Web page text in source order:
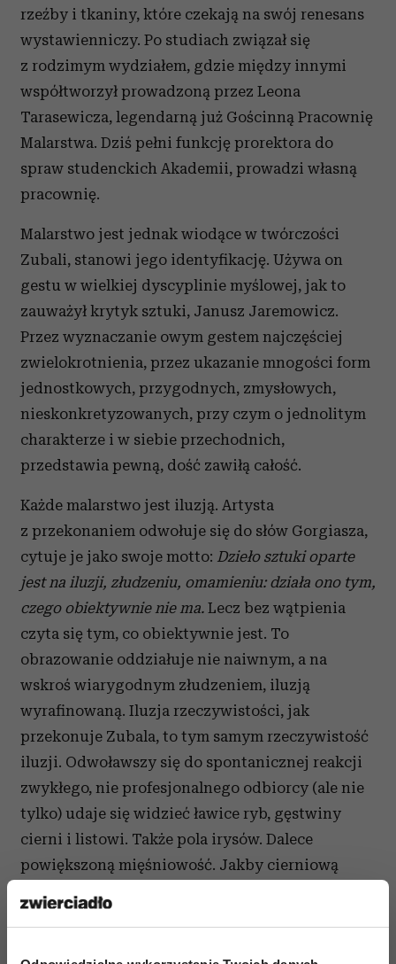
rzeźby i tkaniny, które czekają na swój renesans
wystawienniczy. Po studiach związał się
z rodzimym wydziałem, gdzie między innymi
współtworzył prowadzoną przez Leona
Tarasewicza, legendarną już Gościnną Pracownię
Malarstwa. Dziś pełni funkcję prorektora do
spraw studenckich Akademii, prowadzi własną
pracownię.
Malarstwo jest jednak wiodące w twórczości
Zubali, stanowi jego identyfikację. Używa on
gestu w wielkiej dyscyplinie myślowej, jak to
zauważył krytyk sztuki, Janusz Jaremowicz.
Przez wyznaczanie owym gestem najczęściej
zwielokrotnienia, przez ukazanie mnogości form
jednostkowych, przygodnych, zmysłowych,
nieskonkretyzowanych, przy czym o jednolitym
charakterze i w siebie przechodnich,
przedstawia pewną, dość zawiłą całość.
Każde malarstwo jest iluzją. Artysta
z przekonaniem odwołuje się do słów Gorgiasza,
cytuje je jako swoje motto: Dzieło sztuki oparte
jest na iluzji, złudzeniu, omamieniu: działa ono tym,
czego obiektywnie nie ma. Lecz bez wątpienia
czyta się tym, co obiektywnie jest. To
obrazowanie oddziałuje nie naiwnym, a na
wskroś wiarygodnym złudzeniem, iluzją
wyrafinowaną. Iluzja rzeczywistości, jak
przekonuje Zubala, to tym samym rzeczywistość
iluzji. Odwoławszy się do spontanicznej reakcji
zwykłego, nie profesjonalnego odbiorcy (ale nie
tylko) udaje się widzieć ławice ryb, gęstwiny
cierni i listowi. Także pola irysów. Dalece
powiększoną mięśniowość. Jakby cierniową